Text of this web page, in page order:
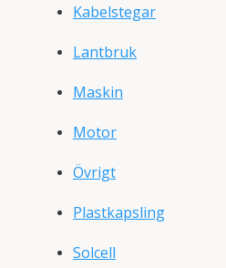
Kabelstegar
Lantbruk
Maskin
Motor
Övrigt
Plastkapsling
Solcell